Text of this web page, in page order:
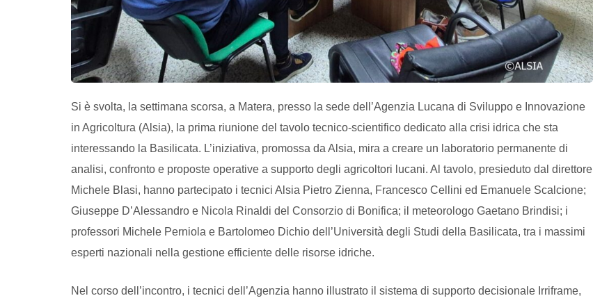
Si è svolta, la settimana scorsa, a Matera, presso la sede dell’Agenzia Lucana di Sviluppo e Innovazione
in Agricoltura (Alsia), la prima riunione del tavolo tecnico-scientifico dedicato alla crisi idrica che sta
interessando la Basilicata. L’iniziativa, promossa da Alsia, mira a creare un laboratorio permanente di
analisi, confronto e proposte operative a supporto degli agricoltori lucani. Al tavolo, presieduto dal direttore
Michele Blasi, hanno partecipato i tecnici Alsia Pietro Zienna, Francesco Cellini ed Emanuele Scalcione;
Giuseppe D’Alessandro e Nicola Rinaldi del Consorzio di Bonifica; il meteorologo Gaetano Brindisi; i
professori Michele Perniola e Bartolomeo Dichio dell’Università degli Studi della Basilicata, tra i massimi
esperti nazionali nella gestione efficiente delle risorse idriche.
Nel corso dell’incontro, i tecnici dell’Agenzia hanno illustrato il sistema di supporto decisionale Irriframe,